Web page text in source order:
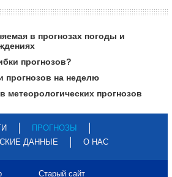
в прогнозах погоды и
прогнозов?
прогнозов на неделю
метеорологических прогнозов
ПРОГНОЗЫ
ДАННЫЕ
О НАС
Старый сайт